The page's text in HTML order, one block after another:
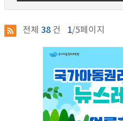
전체 38 건 1/5페이지